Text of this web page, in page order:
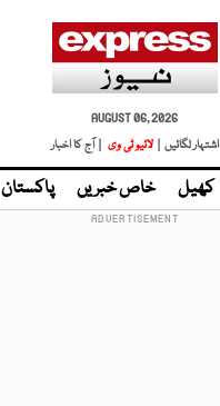
AUGUST 06, 2026
اشتہار لگائیں |
لائیو ٹی وی | آج کا اخبار
کھیل خاص خبریں پاکستان